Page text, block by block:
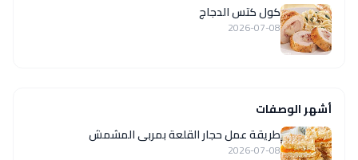
كول كتس الدجاج
2026-07-08
أشهر الوصفات
طريقة عمل حجار القلعة بمربى المشمش
2026-07-08